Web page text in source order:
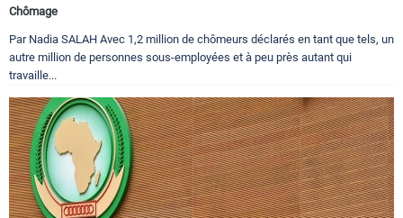
Chômage
Par Nadia SALAH Avec 1,2 million de chômeurs déclarés en tant que tels, un
autre million de personnes sous-employées et à peu près autant qui
travaille...